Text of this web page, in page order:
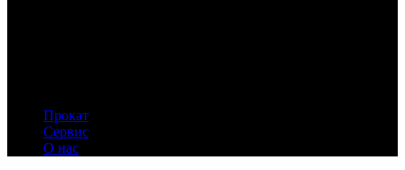
Прокат
Сервис
О нас